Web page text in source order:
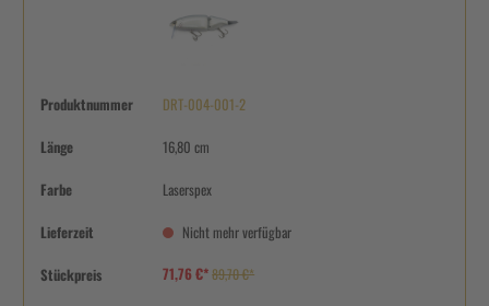
Produktnummer DRT-004-001-2
Länge 16,80 cm
Farbe Laserspex
Lieferzeit Nicht mehr verfügbar
Stückpreis 71,76 €*89,70 €*